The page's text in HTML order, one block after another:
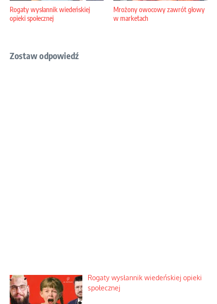
Rogaty wysłannik wiedeńskiej
opieki społecznej
Mrożony owocowy zawrót głowy
w marketach
Zostaw odpowiedź
Rogaty wysłannik wiedeńskiej opieki
społecznej